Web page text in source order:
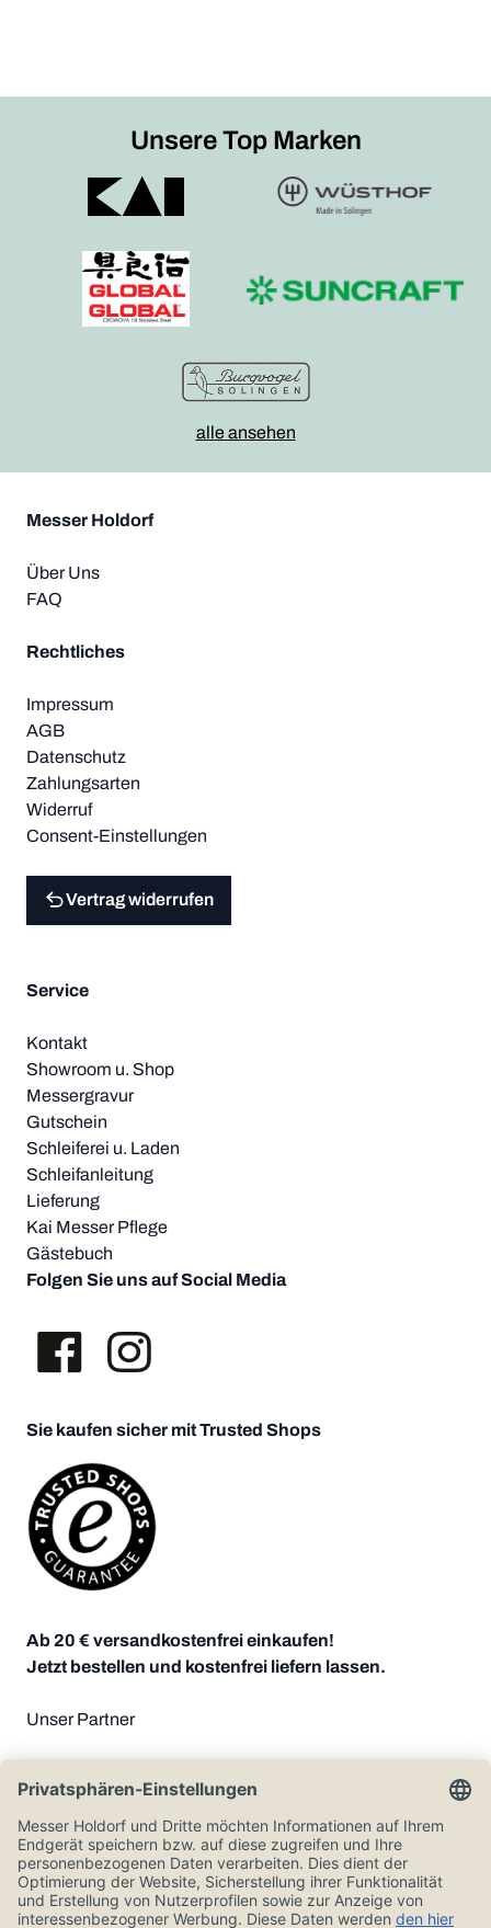
Unsere Top Marken
alle ansehen
Messer Holdorf
Über Uns
FAQ
Rechtliches
Impressum
AGB
Datenschutz
Zahlungsarten
Widerruf
Consent-Einstellungen
Vertrag widerrufen
Service
Kontakt
Showroom u. Shop
Messergravur
Gutschein
Schleiferei u. Laden
Schleifanleitung
Lieferung
Kai Messer Pflege
Gästebuch
Folgen Sie uns auf Social Media
Sie kaufen sicher mit Trusted Shops
Ab 20 € versandkostenfrei einkaufen!
Jetzt bestellen und kostenfrei liefern lassen.
Unser Partner
Zahlungsoptionen